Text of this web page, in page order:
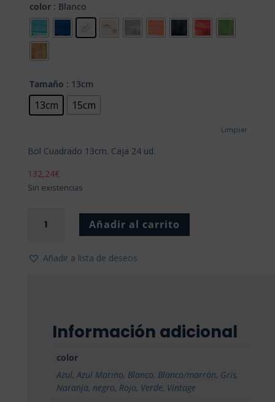
50,60€
hasta
color : Blanco
Tamaño : 13cm
13cm 15cm
Limpiar
Bol Cuadrado 13cm. Caja 24 ud.
132,24€
Sin existencias
Bol Cuadrado
cantidad
Añadir al carrito
Añadir a lista de deseos
Información adicional
color
Azul,Azul Marino, Blanco, Blanco/marrón, Gris,
Naranja,negro, Rojo, Verde, Vintage